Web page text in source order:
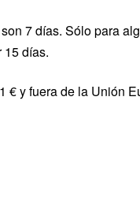
7 días. Sólo para
días.
€ y fuera de la Unión